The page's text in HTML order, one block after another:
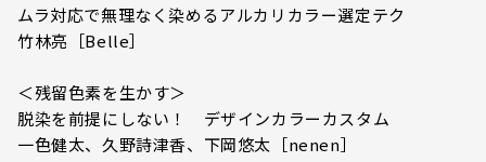
ムラ対応で無理なく染めるアルカリカラー選定テク
竹林亮［Belle］
＜残留色素を生かす＞
脱染を前提にしない！ デザインカラーカスタム
一色健太、久野詩津香、下岡悠太［nenen］